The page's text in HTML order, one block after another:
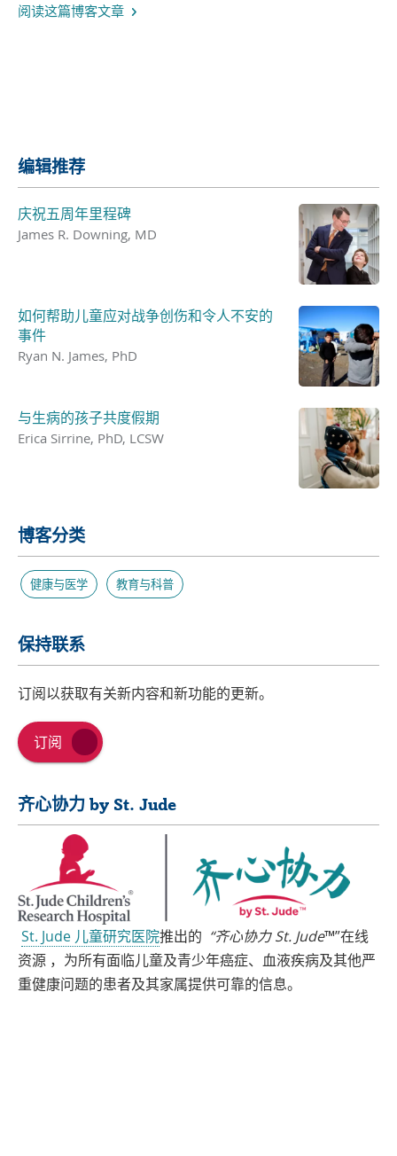
阅读这篇博客文章
编辑推荐
庆祝五周年里程碑
James R. Downing, MD
如何帮助儿童应对战争创伤和令人不安的
事件
Ryan N. James, PhD
与生病的孩子共度假期
Erica Sirrine, PhD, LCSW
博客分类
健康与医学 教育与科普
保持联系
订阅以获取有关新内容和新功能的更新。
订阅
齐心协力 by St. Jude
St. Jude 儿童研究医院推出的 “齐心协力 St. Jude™”在线
资源 ，为所有面临儿童及青少年癌症、血液疾病及其他严
重健康问题的患者及其家属提供可靠的信息。